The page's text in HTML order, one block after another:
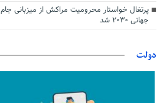
پرتغال خواستار محرومیت مراکش از میزبانی جام
جهانی ۲۰۳۰ شد
دولت